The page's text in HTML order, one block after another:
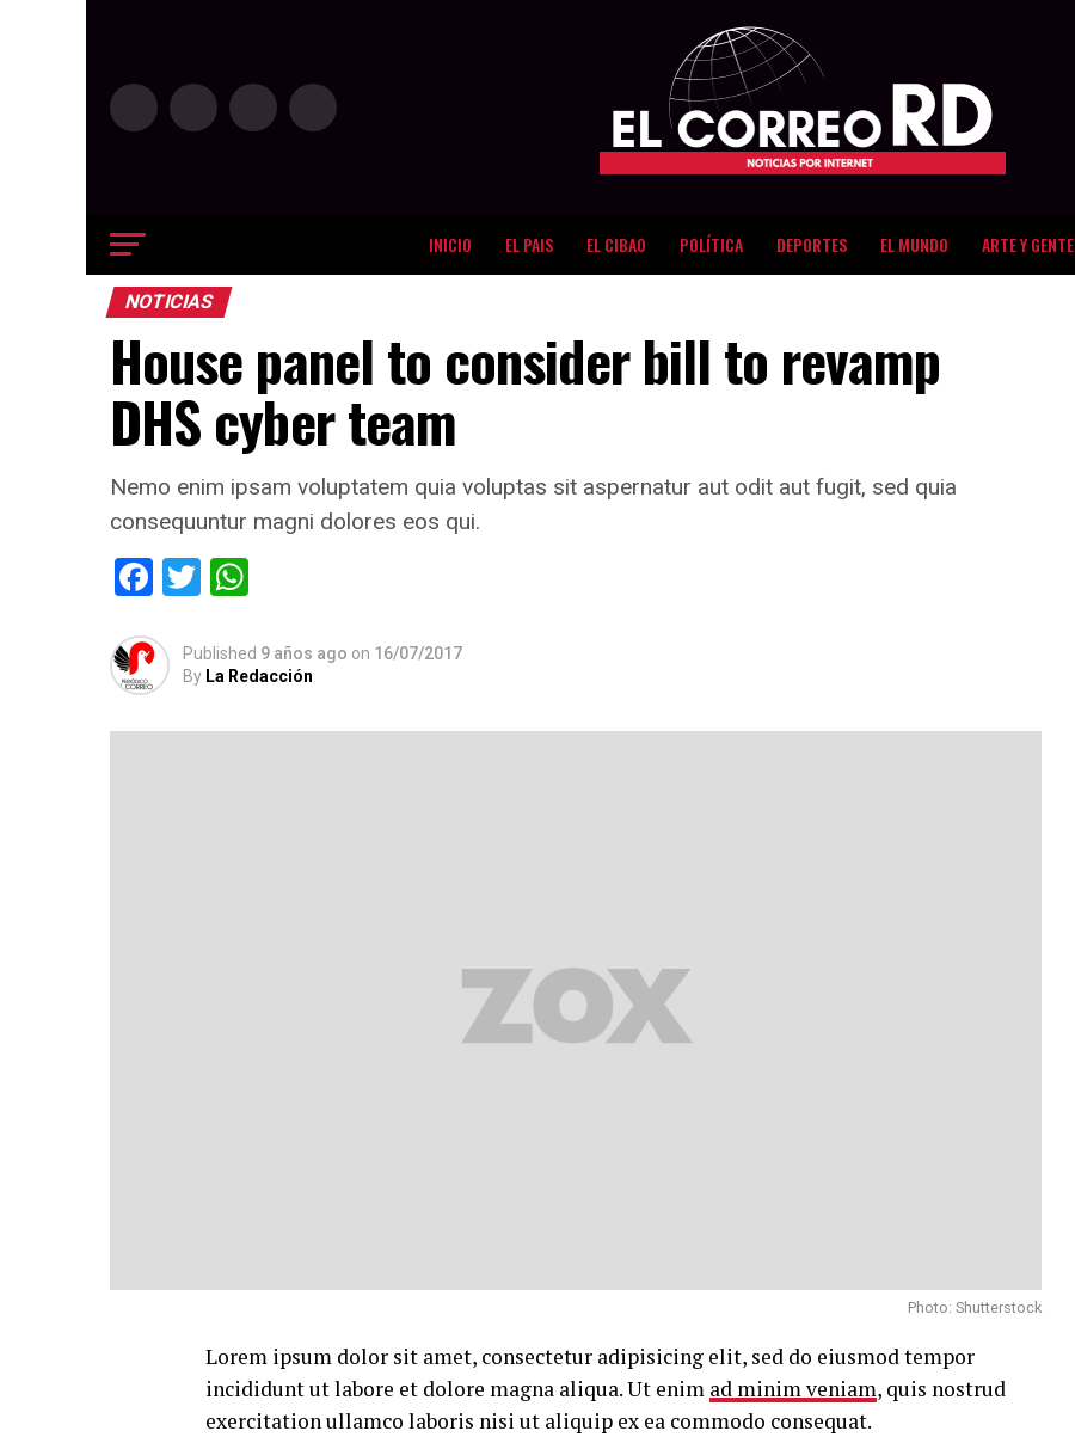
INICIO EL PAIS EL CIBAO POLÍTICA DEPORTES EL MUNDO ARTE Y GENTE
NOTICIAS
House panel to consider bill to revamp
DHS cyber team
Nemo enim ipsam voluptatem quia voluptas sit aspernatur aut odit aut fugit, sed quia
consequuntur magni dolores eos qui.
Facebook
Twitter
Published 9 años ago on 16/07/2017
By La Redacción
Photo: Shutterstock
Lorem ipsum dolor sit amet, consectetur adipisicing elit, sed do eiusmod tempor
incididunt ut labore et dolore magna aliqua. Ut enim ad minim veniam, quis nostrud
exercitation ullamco laboris nisi ut aliquip ex ea commodo consequat.